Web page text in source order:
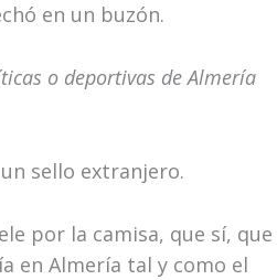
en un buzón.
o deportivas de Almería
sello extranjero.
por la camisa, que sí, que
en Almería tal y como el